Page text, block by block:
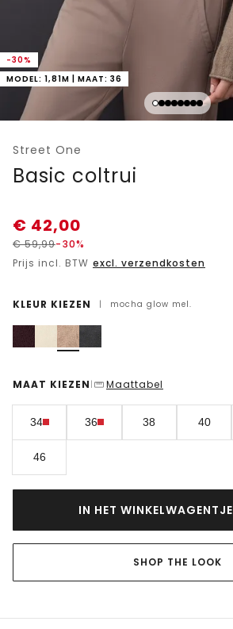
-30%
MODEL: 1,81M | MAAT: 36
Street One
Basic coltrui
€ 42,00
€59,99-30%
Prijs incl. BTW excl. verzendkosten
KLEUR KIEZEN | mocha glow mel.
MAAT KIEZEN | Maattabel
34 36 38 40
46
IN HET WINKELWAGENTJE
SHOP THE LOOK